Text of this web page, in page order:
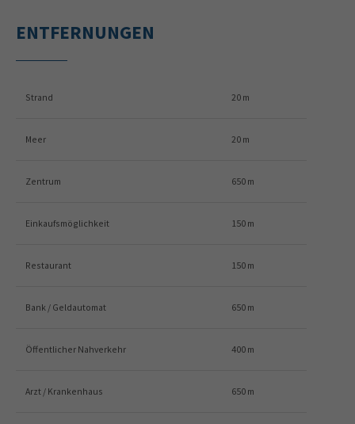
ENTFERNUNGEN
Strand 20 m
Meer 20 m
Zentrum 650 m
Einkaufsmöglichkeit 150 m
Restaurant 150 m
Bank / Geldautomat 650 m
Öffentlicher Nahverkehr 400 m
Arzt / Krankenhaus 650 m